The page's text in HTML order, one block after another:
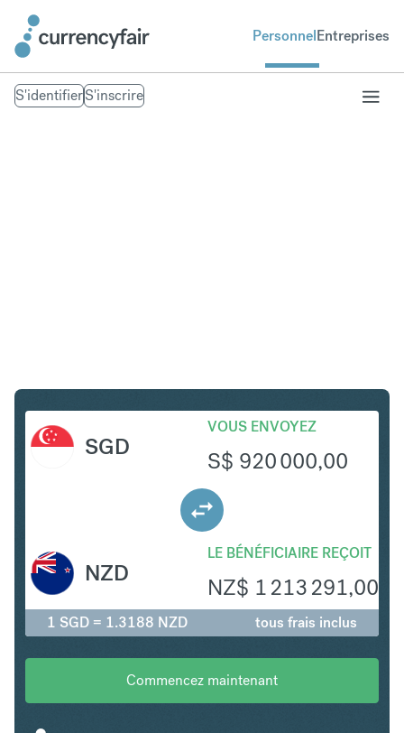
PersonnelEntreprises
S'identifierS'inscrire
SGD
VOUS ENVOYEZ
S$ 920 000,00
LE BÉNÉFICIAIRE REÇOIT
NZ$ 1 213 291,00
NZD
1 SGD = 1.3188 NZD tous frais inclus
Commencez maintenant